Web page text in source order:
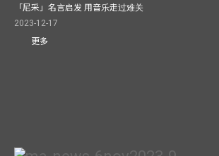
「尼采」名言启发 用音乐走过难关
2023-12-17
更多